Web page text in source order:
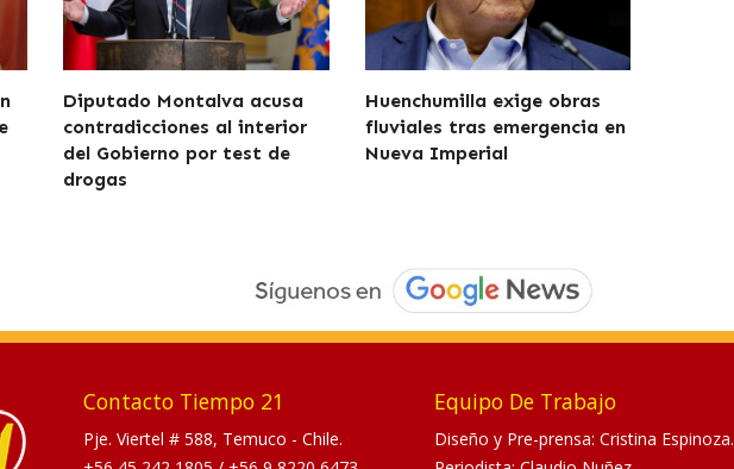
Diputado Montalva acusa
contradicciones al interior
del Gobierno por test de
drogas
Huenchumilla exige obras
fluviales tras emergencia en
Nueva Imperial
Contacto Tiempo 21
Pje. Viertel # 588, Temuco - Chile.
Equipo De Trabajo
Diseño y Pre-prensa: Cristina Espinoza.